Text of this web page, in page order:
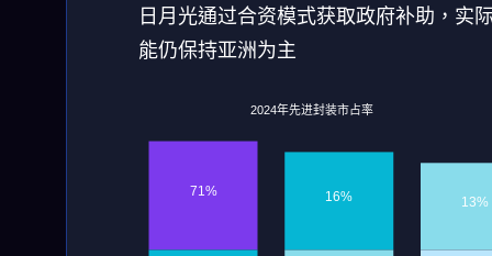
日月光通过合资模式获取政府补助，实
能仍保持亚洲为主
71% 16% 13%
2024年先进封装市占率